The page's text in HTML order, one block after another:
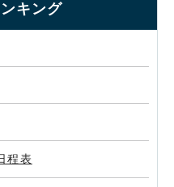
キング
程表